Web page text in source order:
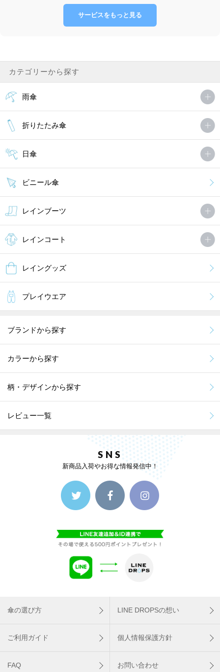
サービスをもっと見る
カテゴリーから探す
雨傘
折りたたみ傘
日傘
ビニール傘
レインブーツ
レインコート
レイングッズ
プレイウエア
ブランドから探す
カラーから探す
柄・デザインから探す
レビュー一覧
SNS
新商品入荷やお得な情報発信中！
傘の選び方 LINE DROPSの想い
ご利用ガイド 個人情報保護方針
FAQ お問い合わせ